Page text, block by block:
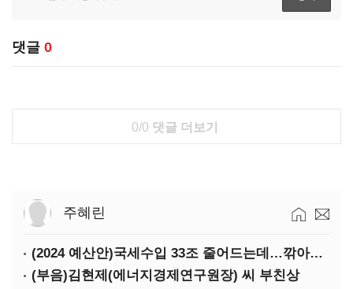
댓글 0
0/0 댓글 더보기
주혜린
(2024 예산안)국세수입 33조 줄어드는데…깎아주는 세금 '77조'
(부음)김현제(에너지경제연구원장) 씨 부친상